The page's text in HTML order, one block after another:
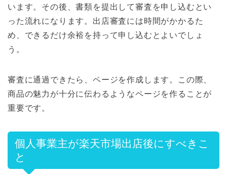
います。その後、書類を提出して審査を申し込むとい
った流れになります。出店審査には時間がかかるた
め、できるだけ余裕を持って申し込むとよいでしょ
う。
審査に通過できたら、ページを作成します。この際、
商品の魅力が十分に伝わるようなページを作ることが
重要です。
個人事業主が楽天市場出店後にすべきこ
と